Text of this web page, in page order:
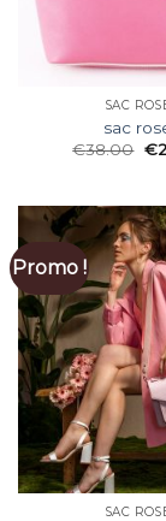
SAC
sac
€38.00 €
Promo !
SAC